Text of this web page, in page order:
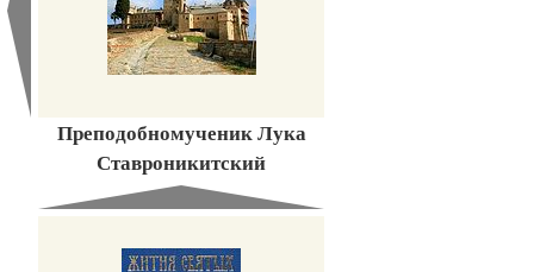
Преподобномученик Лука
Ставроникитский